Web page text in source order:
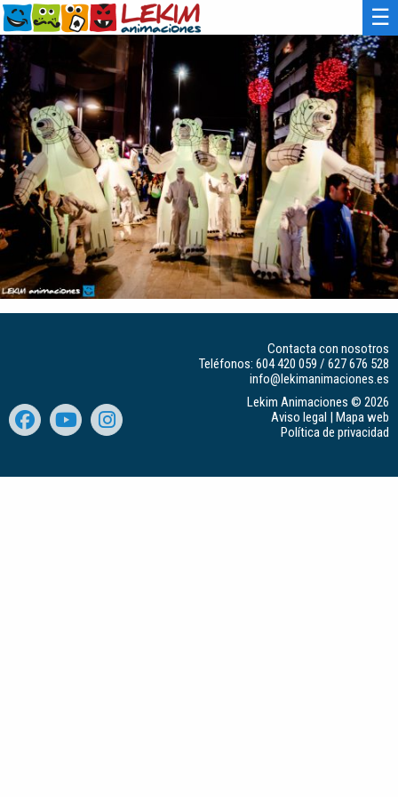
☰
Contacta con nosotros
Teléfonos: 604 420 059 / 627 676 528
info@lekimanimaciones.es
Lekim Animaciones © 2026
Aviso legal | Mapa web
Política de privacidad